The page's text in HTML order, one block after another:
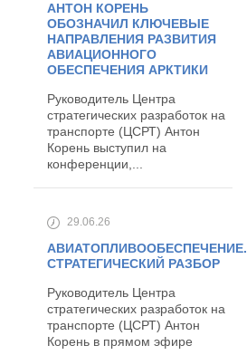
АНТОН КОРЕНЬ
ОБОЗНАЧИЛ КЛЮЧЕВЫЕ
НАПРАВЛЕНИЯ РАЗВИТИЯ
АВИАЦИОННОГО
ОБЕСПЕЧЕНИЯ АРКТИКИ
Руководитель Центра
стратегических разработок на
транспорте (ЦСРТ) Антон
Корень выступил на
конференции,...
29.06.26
АВИАТОПЛИВООБЕСПЕЧЕНИЕ.
СТРАТЕГИЧЕСКИЙ РАЗБОР
Руководитель Центра
стратегических разработок на
транспорте (ЦСРТ) Антон
Корень в прямом эфире